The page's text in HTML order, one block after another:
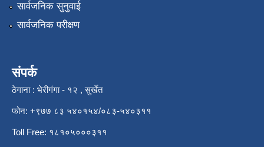
सार्वजनिक सुनुवाई
सार्वजनिक परीक्षण
संपर्क
ठेगाना : भेरीगंगा - १२ , सुर्खेत
फोन: +९७७ ८३ ५४०१५४/०८३-५४०३११
Toll Free: १८१०५०००३११